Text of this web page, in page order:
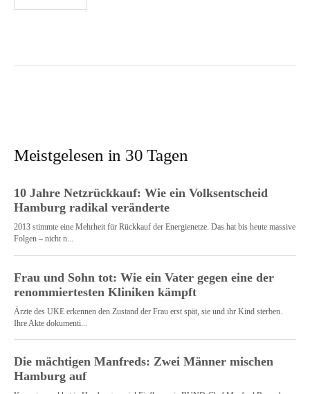
der
Meistgelesen in 30 Tagen